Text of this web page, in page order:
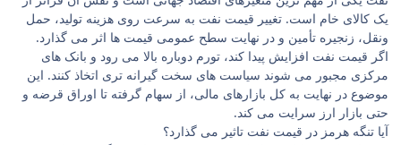
یک کالای خام است. تغییر قیمت نفت به سرعت روی هزینه تولید، حمل
‌ونقل، زنجیره تأمین و در نهایت سطح عمومی قیمت‌ ها اثر می‌ گذارد.
اگر قیمت نفت افزایش پیدا کند، تورم دوباره بالا می ‌رود و بانک ‌های
مرکزی مجبور می ‌شوند سیاست‌ های سخت‌ گیرانه ‌تری اتخاذ کنند. این
موضوع در نهایت به کل بازارهای مالی، از سهام گرفته تا اوراق قرضه و
حتی بازار ارز سرایت می‌ کند.
آیا تنگه هرمز در قیمت نفت تاثیر می گذارد؟